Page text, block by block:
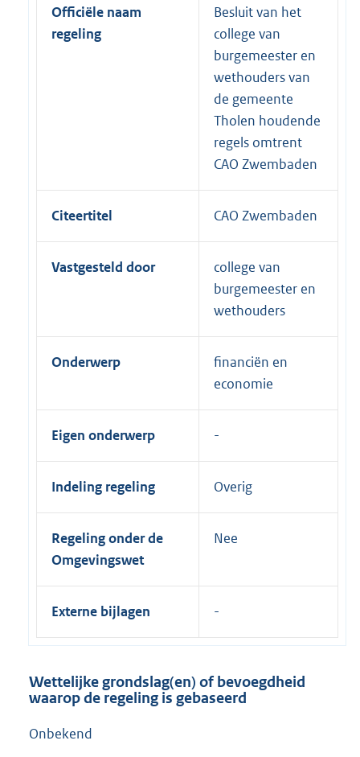
Officiële naam
regeling
Besluit van het
college van
burgemeester en
wethouders van
de gemeente
Tholen houdende
regels omtrent
CAO Zwembaden
Citeertitel CAO Zwembaden
Vastgesteld door
college van
burgemeester en
wethouders
Onderwerp
financiën en
economie
Eigen onderwerp
Indeling regeling Overig
Regeling onder de
Omgevingswet
Nee
Externe bijlagen
Wettelijke grondslag(en) of bevoegdheid
waarop de regeling is gebaseerd
Onbekend